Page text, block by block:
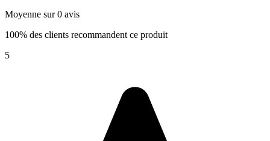
Moyenne sur 0 avis
100% des clients recommandent ce produit
5